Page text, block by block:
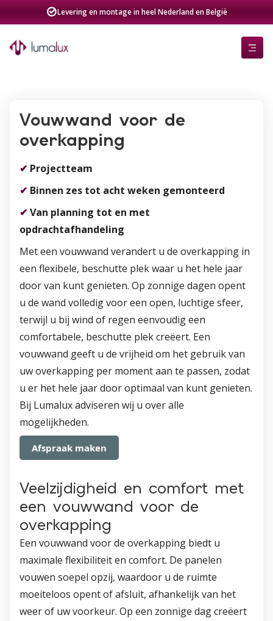
Levering en montage in heel Nederland en België
Vouwwand voor de
overkapping
✔ Projectteam
✔ Binnen zes tot acht weken gemonteerd
✔ Van planning tot en met
opdrachtafhandeling
Met een vouwwand verandert u de overkapping in
een flexibele, beschutte plek waar u het hele jaar
door van kunt genieten. Op zonnige dagen opent
u de wand volledig voor een open, luchtige sfeer,
terwijl u bij wind of regen eenvoudig een
comfortabele, beschutte plek creëert. Een
vouwwand geeft u de vrijheid om het gebruik van
uw overkapping per moment aan te passen, zodat
u er het hele jaar door optimaal van kunt genieten.
Bij Lumalux adviseren wij u over alle
mogelijkheden.
Afspraak maken
Veelzijdigheid en comfort met
een vouwwand voor de
overkapping
Een vouwwand voor de overkapping biedt u
maximale flexibiliteit en comfort. De panelen
vouwen soepel opzij, waardoor u de ruimte
moeiteloos opent of afsluit, afhankelijk van het
weer of uw voorkeur. Op een zonnige dag creëert